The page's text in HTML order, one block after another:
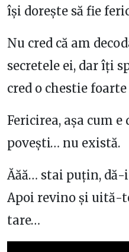
își dorește să fie
Nu cred că am
secretele ei, dar îți
cred o chestie
Fericirea, așa cum
povești… nu există.
Ăăă… stai puțin, dă-
Apoi revino și uită-
tare…